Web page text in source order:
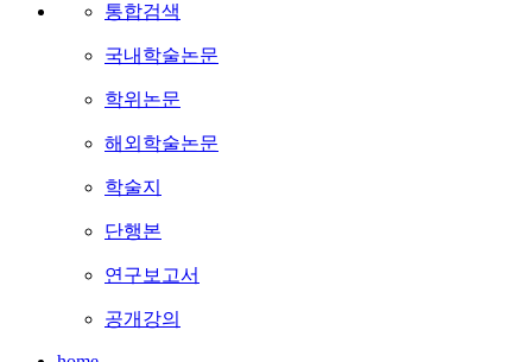
통합검색
국내학술논문
학위논문
해외학술논문
학술지
단행본
연구보고서
공개강의